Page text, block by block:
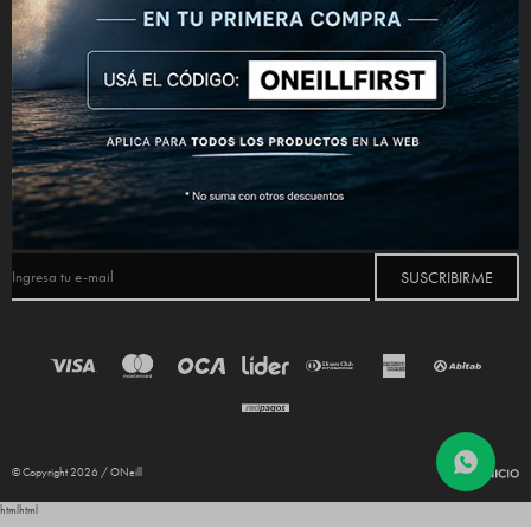
CONECTATE
  
NEWSLETTER
¡Suscribite y recibí todas nuestras novedades!
SUSCRIBIRME
© Copyright 2026 / ONeill
htmlhtml